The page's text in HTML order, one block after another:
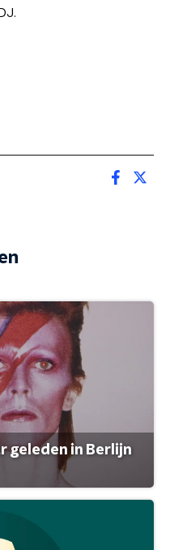
geleden in Berlijn